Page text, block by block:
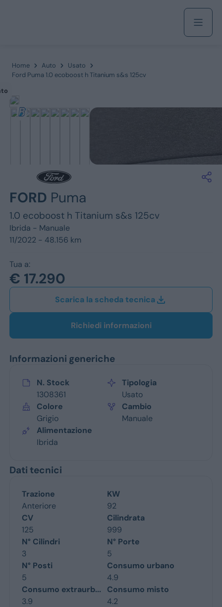
Ford
Opel
Home Auto
Usato
Ford Puma 1.0 ecoboost h Titanium s&s 125cv
FORD Puma
1.0 ecoboost h Titanium s&s 125cv
Ibrida - Manuale
11/2022 - 48.156 km
Tua a:
€ 17.290
Scarica la scheda tecnica
Richiedi informazioni
Informazioni generiche
N. Stock
1308361
Tipologia
Usato
Colore
Grigio
Cambio
Manuale
Alimentazione
Ibrida
Dati tecnici
Trazione
Anteriore
KW
92
CV
125
Cilindrata
999
N° Cilindri
3
N° Porte
5
N° Posti
5
Consumo urbano
4.9
Consumo extraurb...
3.9
Consumo misto
4.2